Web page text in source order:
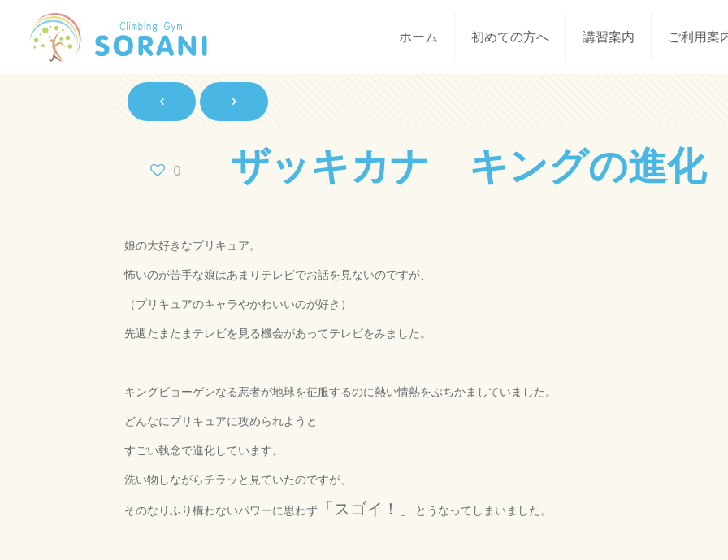
ホーム 初めての方へ 講習案内 ご利用案
0 ザッキカナ キングの進化
娘の大好きなプリキュア。
怖いのが苦手な娘はあまりテレビでお話を見ないのですが、
（プリキュアのキャラやかわいいのが好き）
先週たまたまテレビを見る機会があってテレビをみました。
キングビョーゲンなる悪者が地球を征服するのに熱い情熱をぶちかましていました。
どんなにプリキュアに攻められようと
すごい執念で進化しています。
洗い物しながらチラッと見ていたのですが、
そのなりふり構わないパワーに思わず「スゴイ！」 とうなってしまいました。